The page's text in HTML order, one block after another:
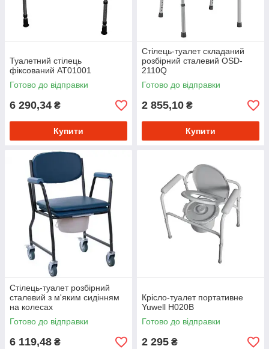
Туалетний стілець
фіксований AT01001
Готово до відправки
6 290,34 ₴
Купити
Стілець-туалет складаний
розбірний сталевий OSD-
2110Q
Готово до відправки
2 855,10 ₴
Купити
Стілець-туалет розбірний
сталевий з м'яким сидінням
на колесах
Готово до відправки
6 119,48 ₴
Крісло-туалет портативне
Yuwell H020B
Готово до відправки
2 295 ₴